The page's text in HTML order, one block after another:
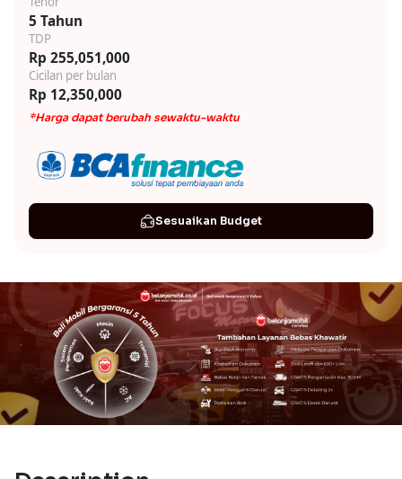
5 Tahun
TDP
Rp 255,051,000
Cicilan per bulan
Rp 12,350,000
*Harga dapat berubah sewaktu-waktu
Sesuaikan Budget